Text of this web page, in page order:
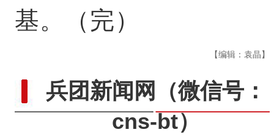
基。（完）
【编辑：袁晶】
兵团新闻网
（微信号：
cns-bt）